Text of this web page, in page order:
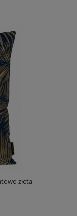
złota